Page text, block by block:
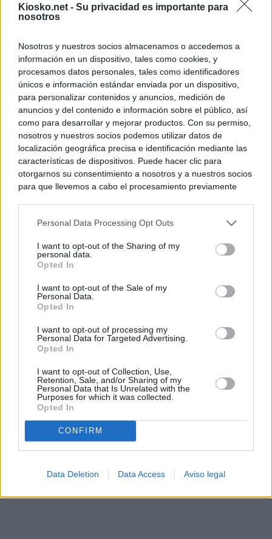
Kiosko.net - Su privacidad es importante para
nosotros
Nosotros y nuestros socios almacenamos o accedemos a
información en un dispositivo, tales como cookies, y
procesamos datos personales, tales como identificadores
únicos e información estándar enviada por un dispositivo,
para personalizar contenidos y anuncios, medición de
anuncios y del contenido e información sobre el público, así
como para desarrollar y mejorar productos. Con su permiso,
nosotros y nuestros socios podemos utilizar datos de
localización geográfica precisa e identificación mediante las
características de dispositivos. Puede hacer clic para
otorgarnos su consentimiento a nosotros y a nuestros socios
para que llevemos a cabo el procesamiento previamente
negar su consentimiento. Tenga en cuenta que algún
de su consentimiento, pero usted tiene el derecho de
rechazar tal procesamiento. Sus preferencias se aplicarán
cualquier momento entrando de nuevo en este sitio web o
visitando nuestra política de privacidad.
Personal Data Processing Opt Outs
I want to opt-out of the Sharing of my
personal data.
Opted In
I want to opt-out of the Sale of my
Personal Data.
Opted In
I want to opt-out of processing my
Personal Data for Targeted Advertising.
Opted In
I want to opt-out of Collection, Use,
Retention, Sale, and/or Sharing of my
Personal Data that Is Unrelated with the
Purposes for which it was collected.
Opted In
CONFIRM
Data Deletion Data Access Aviso legal